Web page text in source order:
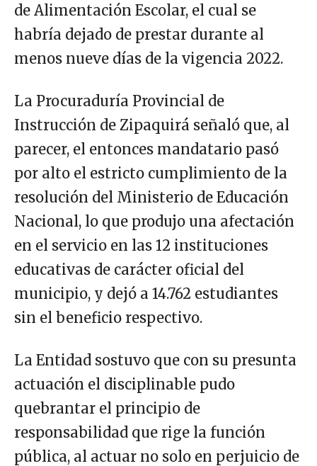
de Alimentación Escolar, el cual se
habría dejado de prestar durante al
menos nueve días de la vigencia 2022.
La Procuraduría Provincial de
Instrucción de Zipaquirá señaló que, al
parecer, el entonces mandatario pasó
por alto el estricto cumplimiento de la
resolución del Ministerio de Educación
Nacional, lo que produjo una afectación
en el servicio en las 12 instituciones
educativas de carácter oficial del
municipio, y dejó a 14.762 estudiantes
sin el beneficio respectivo.
La Entidad sostuvo que con su presunta
actuación el disciplinable pudo
quebrantar el principio de
responsabilidad que rige la función
pública, al actuar no solo en perjuicio de